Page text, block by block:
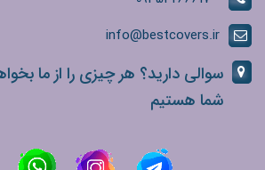
info@bestcovers.ir
سوالی دارید؟ هر چیزی را از ما
شما هستیم